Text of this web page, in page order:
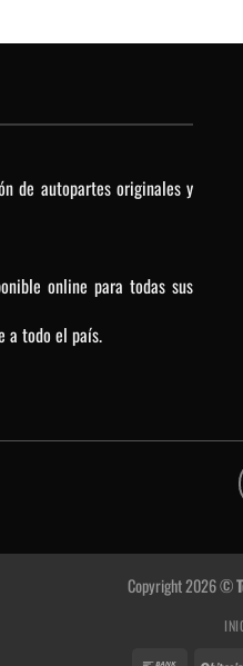
de autopartes originales y
online para todas sus
a todo el país.
Copyright 2026 ©